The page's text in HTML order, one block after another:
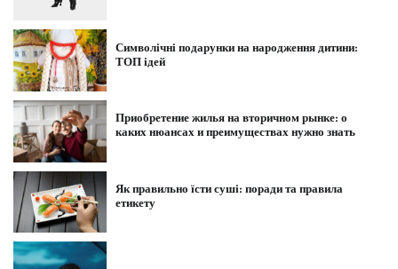
Символічні подарунки на народження дитини:
ТОП ідей
Приобретение жилья на вторичном рынке: о
каких нюансах и преимуществах нужно знать
Як правильно їсти суші: поради та правила
етикету